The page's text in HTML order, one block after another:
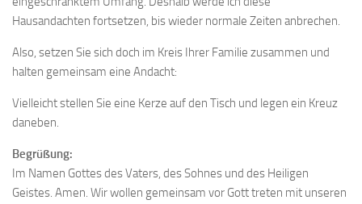
Hausandachten fortsetzen, bis wieder normale Zeiten anbrechen.
Also, setzen Sie sich doch im Kreis Ihrer Familie zusammen und
halten gemeinsam eine Andacht:
Vielleicht stellen Sie eine Kerze auf den Tisch und legen ein Kreuz
daneben.
Begrüßung:
Im Namen Gottes des Vaters, des Sohnes und des Heiligen
Geistes. Amen. Wir wollen gemeinsam vor Gott treten mit unseren